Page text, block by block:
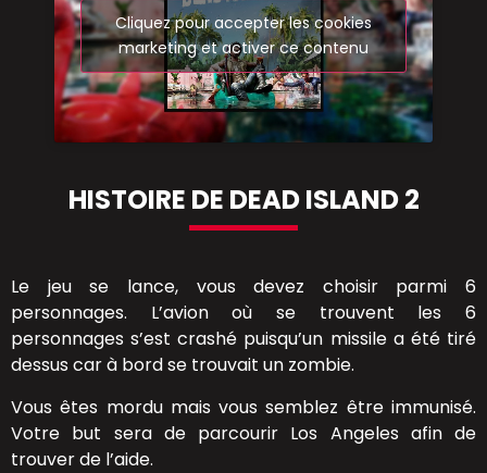
Cliquez pour accepter les cookies
marketing et activer ce contenu
HISTOIRE DE DEAD ISLAND 2
Le jeu se lance, vous devez choisir parmi 6
personnages. L’avion où se trouvent les 6
personnages s’est crashé puisqu’un missile a été tiré
dessus car à bord se trouvait un zombie.
Vous êtes mordu mais vous semblez être immunisé.
Votre but sera de parcourir Los Angeles afin de
trouver de l’aide.